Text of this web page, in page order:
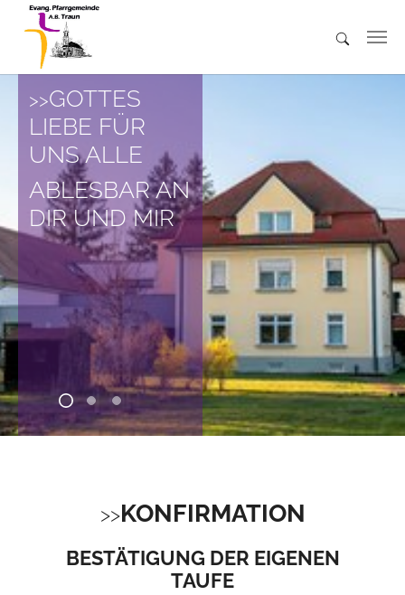
Skip to main content
GOTTES
LIEBE FÜR
UNS ALLE
ABLESBAR AN
DIR UND MIR
KONFIRMATION
BESTÄTIGUNG DER EIGENEN
TAUFE